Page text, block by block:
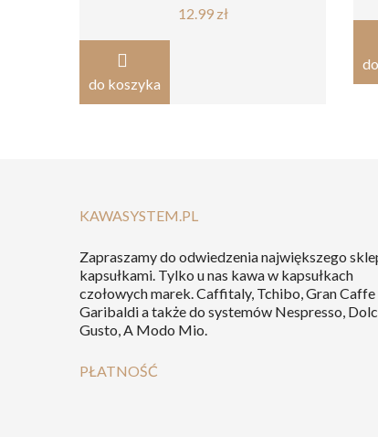
12.99 zł
do koszyka
KAWASYSTEM.PL
Zapraszamy do odwiedzenia największego
kapsułkami. Tylko u nas kawa w kapsułkach
czołowych marek. Caffitaly, Tchibo, Gran Caffe
Garibaldi a także do systemów Nespresso,
Gusto, A Modo Mio.
PŁATNOŚĆ